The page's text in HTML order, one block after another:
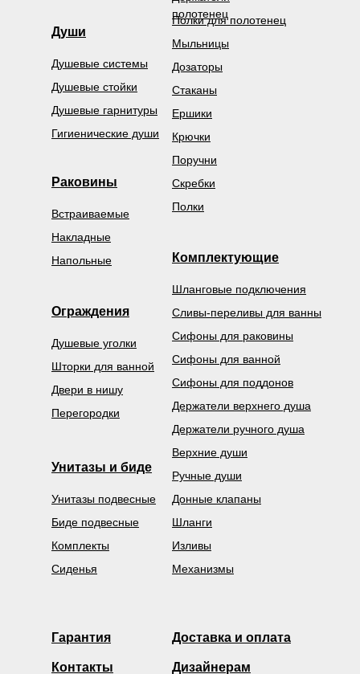
Души
Душевые гарнитуры
Душевые системы
Гигиенические души
Поручни
Скребки
Дозаторы
Полки
Стаканы
Ершики
Верхние души
Ручные души
Крючки
полотенец
Мыльницы
Полки для полотенец
Сифоны для поддонов
Держатели верхнего душа
Держатели ручного душа
Механизмы
Донные клапаны
Шланги
Изливы
Сливы-переливы для ванны
Сифоны для ванной
Шланговые подключения
Сифоны для раковины
Унитазы и биде
Унитазы подвесные
Биде подвесные
Комплекты
Раковины
Встраиваемые
Накладные
Напольные
Ограждения
Душевые уголки
Шторки для ванной
Двери в нишу
Перегородки
Комплектующие
Дизайнерам
Доставка и оплата
Гарантия
Контакты
Душевые стойки
Сиденья